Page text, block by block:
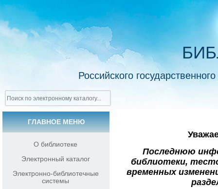
Российского
ГЛАВНОЕ МЕНЮ
О библиотеке
Электронный каталог
Электронно-библиотечные
системы
Последнюю
библиотеки,
временных